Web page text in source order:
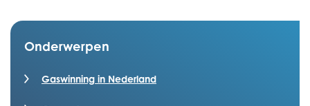
Onderwerpen
Gaswinning in Nederland